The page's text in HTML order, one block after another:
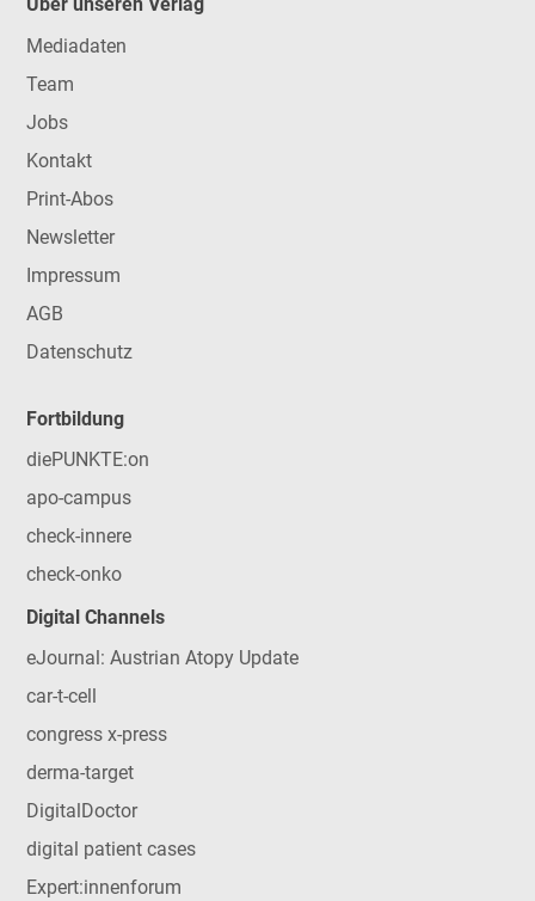
Mediadaten
Team
Jobs
Kontakt
Print-Abos
Newsletter
Impressum
AGB
Datenschutz
Fortbildung
diePUNKTE:on
apo-campus
check-innere
check-onko
Digital Channels
eJournal: Austrian Atopy Update
car-t-cell
congress x-press
derma-target
DigitalDoctor
digital patient cases
Expert:innenforum